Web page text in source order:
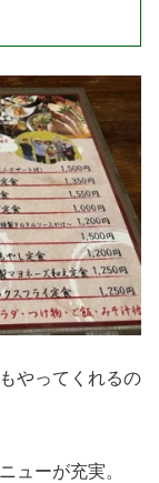
やってくれるの
ューが充実。